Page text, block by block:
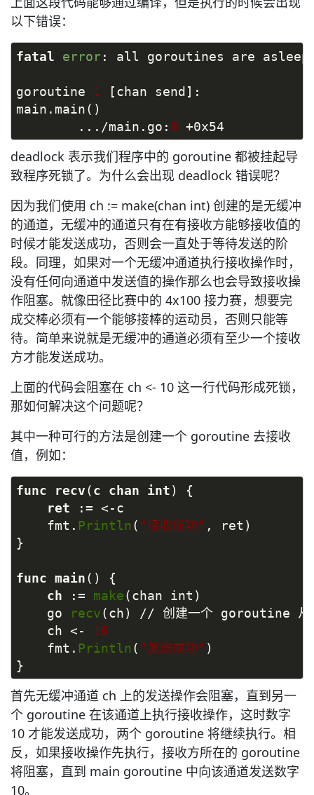
以下错误：
fatal error : all goroutines are asleep
goroutine 1 [chan send]:
main.main()
.../main.go: 8 +0x54
deadlock 表示我们程序中的 goroutine 都被挂起导
致程序死锁了。为什么会出现 deadlock 错误呢？
因为我们使用 ch := make(chan int) 创建的是无缓冲
的通道，无缓冲的通道只有在有接收方能够接收值的
时候才能发送成功，否则会一直处于等待发送的阶
段。同理，如果对一个无缓冲通道执行接收操作时，
没有任何向通道中发送值的操作那么也会导致接收操
作阻塞。就像田径比赛中的 4x100 接力赛，想要完
成交棒必须有一个能够接棒的运动员，否则只能等
待。简单来说就是无缓冲的通道必须有至少一个接收
方才能发送成功。
上面的代码会阻塞在 ch <- 10 这一行代码形成死锁，
那如何解决这个问题呢？
其中一种可行的方法是创建一个 goroutine 去接收
值，例如：
func recv(c chan int) {
ret
:= <-c
fmt. Println ( "接收成功" , ret)
}
func main() {
ch
:= make(chan int)
go
recv(ch) // 创建一个 goroutine 从
ch <-
10
fmt. Println ( "发送成功" )
}
首先无缓冲通道 ch 上的发送操作会阻塞，直到另一
个 goroutine 在该通道上执行接收操作，这时数字
10 才能发送成功，两个 goroutine 将继续执行。相
反，如果接收操作先执行，接收方所在的 goroutine
将阻塞，直到 main goroutine 中向该通道发送数字
10。